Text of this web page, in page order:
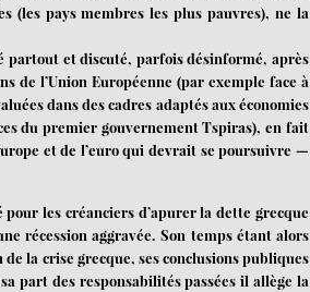
(les pays membres les plus pauvres), ne la
partout et discuté, parfois désinformé, après
de l’Union Européenne (par exemple face à
dans des cadres adaptés aux économies
du premier gouvernement Tspiras), en fait
et de l’euro qui devrait se poursuivre —
les créanciers d’apurer la dette grecque
récession aggravée. Son temps étant alors
la crise grecque, ses conclusions publiques
part des responsabilités passées il allège la